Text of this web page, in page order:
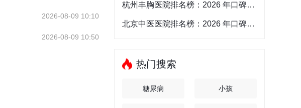
2026-08-09 10:10
2026-08-09 10:50
杭州丰胸医院排名榜：2026 年口碑与实力俱佳的公立三甲医院清单
北京中医医院排名榜：2026 年口碑与实力俱佳的公立三甲医院清单
热门搜索
糖尿病 小孩